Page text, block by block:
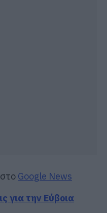
Google News
για την Εύβοια